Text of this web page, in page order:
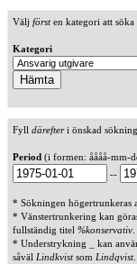
Välj försten kategori att
Kategori
Fyll därefteri önskad
Period (i formen: åååå-mm-
--
* Sökningen högertrunkeras
* Vänstertrunkering kan
fullständig titel %konservativ
* Understrykning _ kan
såväl Lindkvistsom Lindqvist.